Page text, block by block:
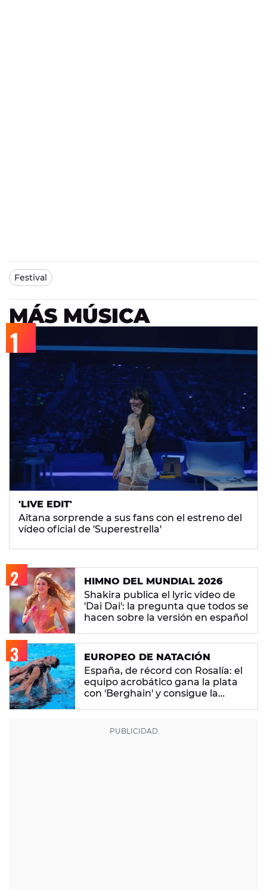
Festival
MÁS MÚSICA
'LIVE EDIT'
Aitana sorprende a sus fans con el estreno del
vídeo oficial de 'Superestrella'
HIMNO DEL MUNDIAL 2026
Shakira publica el lyric video de
'Dai Dai': la pregunta que todos se
hacen sobre la versión en español
EUROPEO DE NATACIÓN
España, de récord con Rosalía: el
equipo acrobático gana la plata
con 'Berghain' y consigue la